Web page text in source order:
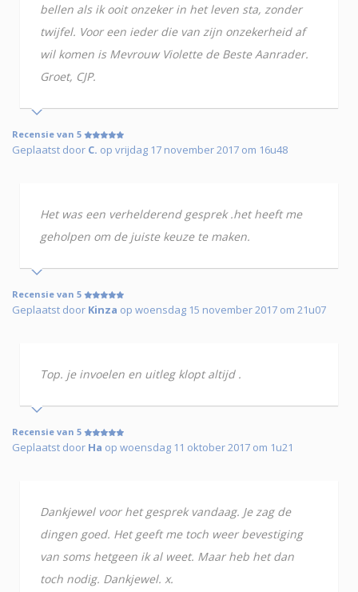
bellen als ik ooit onzeker in het leven sta, zonder
twijfel. Voor een ieder die van zijn onzekerheid af
wil komen is Mevrouw Violette de Beste Aanrader.
Groet, CJP.
Recensie van 5
Geplaatst door C. op vrijdag 17 november 2017 om 16u48
Het was een verhelderend gesprek .het heeft me
geholpen om de juiste keuze te maken.
Recensie van 5
Geplaatst door Kinza op woensdag 15 november 2017 om 21u07
Top. je invoelen en uitleg klopt altijd .
Recensie van 5
Geplaatst door Ha op woensdag 11 oktober 2017 om 1u21
Dankjewel voor het gesprek vandaag. Je zag de
dingen goed. Het geeft me toch weer bevestiging
van soms hetgeen ik al weet. Maar heb het dan
toch nodig. Dankjewel. x.